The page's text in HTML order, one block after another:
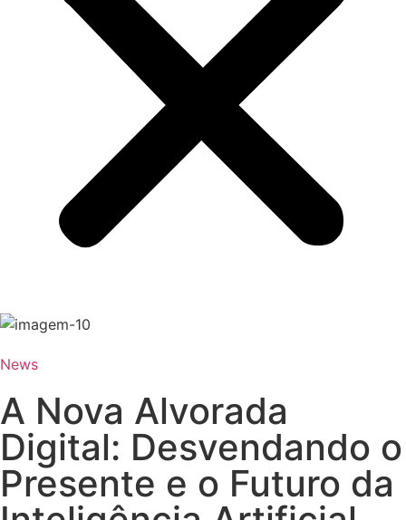
News
A Nova Alvorada
Digital: Desvendando o
Presente e o Futuro da